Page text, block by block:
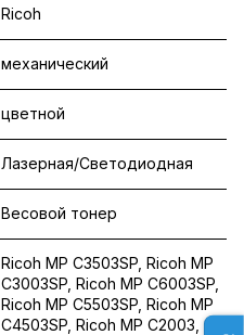
Ricoh
механический
цветной
Лазерная/Светодиодная
Весовой тонер
Ricoh MP C3503SP, Ricoh MP
C3003SP, Ricoh MP C6003SP,
Ricoh MP C5503SP, Ricoh MP
C4503SP, Ricoh MP C2003,